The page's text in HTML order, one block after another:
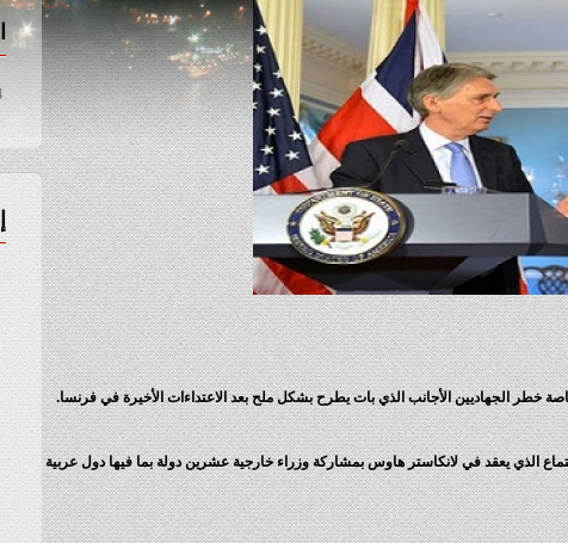
خطر الجهاديين الأجانب الذي بات يطرح بشكل ملح بعد الاعتداءات الأخيرة في فرنسا.
الذي يعقد في لانكاستر هاوس بمشاركة وزراء خارجية عشرين دولة بما فيها دول عربية